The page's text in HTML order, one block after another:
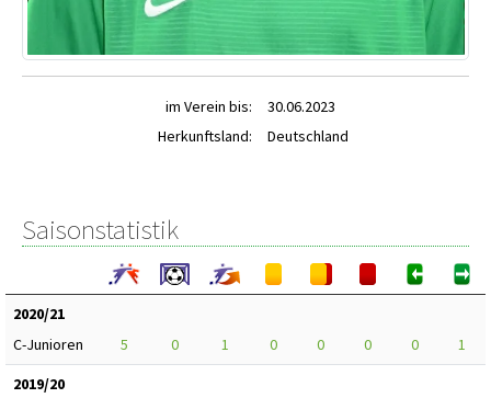
im Verein bis:
30.06.2023
Herkunftsland:
Deutschland
Saisonstatistik
2020/21
C-Junioren
5 0 1 0 0 0 0
1
2019/20